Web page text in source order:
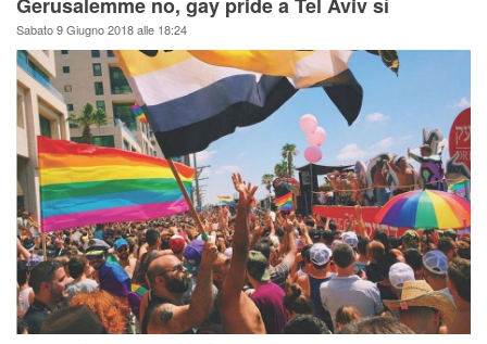
Gerusalemme no, gay pride a Tel Aviv sì
Sabato 9 Giugno 2018 alle 18:24